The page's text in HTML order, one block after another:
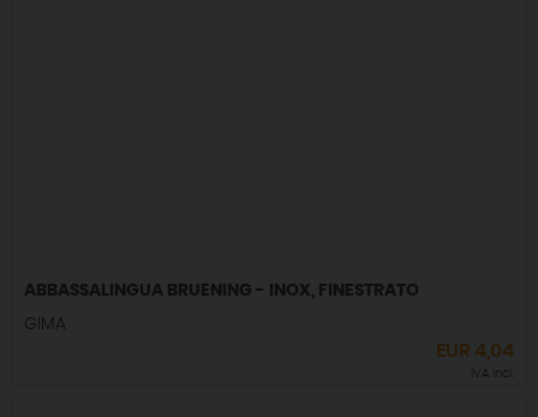
ABBASSALINGUA BRUENING - INOX, FINESTRATO
GIMA
EUR 4,04
IVA incl.